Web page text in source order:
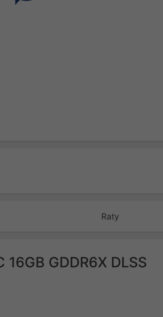
Raty
GDDR6X DLSS